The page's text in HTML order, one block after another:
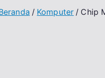
Komputer Chip